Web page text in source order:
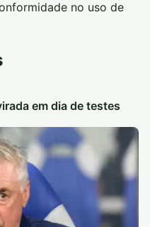
no uso de
em dia de testes